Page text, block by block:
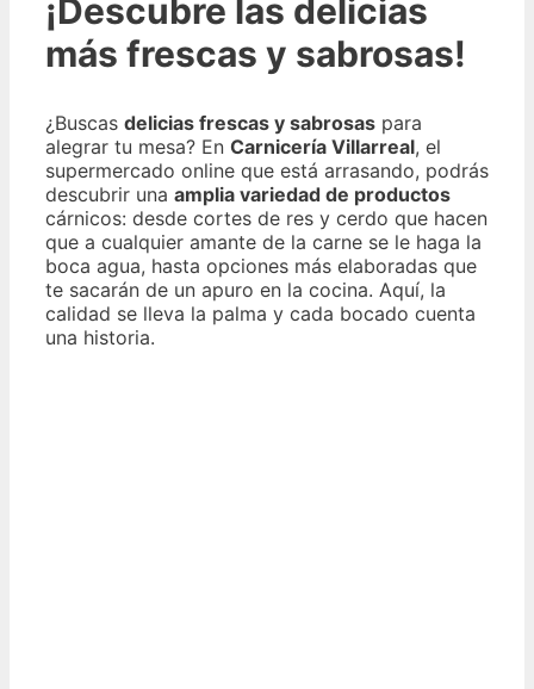
¡Descubre las delicias
más frescas y sabrosas!
¿Buscas delicias frescas y sabrosas para
alegrar tu mesa? En Carnicería Villarreal, el
supermercado online que está arrasando, podrás
descubrir una amplia variedad de productos
cárnicos: desde cortes de res y cerdo que hacen
que a cualquier amante de la carne se le haga la
boca agua, hasta opciones más elaboradas que
te sacarán de un apuro en la cocina. Aquí, la
calidad se lleva la palma y cada bocado cuenta
una historia.